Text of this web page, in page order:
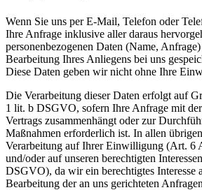
Wenn Sie uns per E-Mail, Telefon oder
Ihre Anfrage inklusive aller daraus
personenbezogenen Daten (Name,
Bearbeitung Ihres Anliegens bei uns
Diese Daten geben wir nicht ohne Ihre
Die Verarbeitung dieser Daten erfolgt auf
1 lit. b DSGVO, sofern Ihre Anfrage mit
Vertrags zusammenhängt oder zur
Maßnahmen erforderlich ist. In allen
Verarbeitung auf Ihrer Einwilligung (Art. 6
und/oder auf unseren berechtigten
DSGVO), da wir ein berechtigtes Interesse
Bearbeitung der an uns gerichteten